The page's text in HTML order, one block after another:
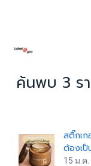
ค้นพบ 3 ร
สติ๊กเก
ต้องเป็
15 ม.ค.